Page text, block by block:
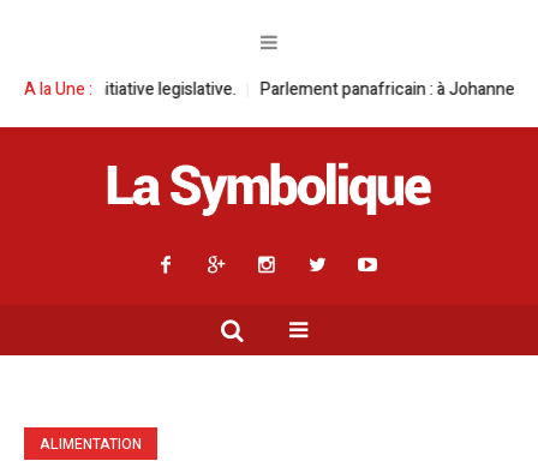
A la Une :
legislative. Parlement panafricain : à Johannesburg, Aimé Boji
ALIMENTATION